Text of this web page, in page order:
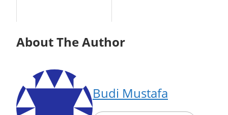
About The Author
Budi Mustafa